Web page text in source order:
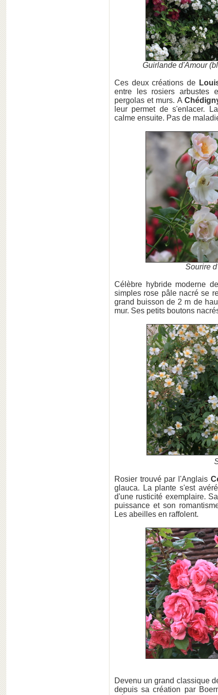
Guirlande d'Amour
Ces deux créations de
entre les rosiers arbustes
pergolas et murs. A
leur permet de s'enlacer.
calme ensuite. Pas de
Sourire
Célèbre hybride moderne
simples rose pâle nacré se
grand buisson de 2 m de
mur. Ses petits boutons
Rosier trouvé par l'Anglais
glauca. La plante s'est
d'une rusticité exemplaire.
puissance et son
Les abeilles en raffolent.
Devenu un grand classique
depuis sa création par